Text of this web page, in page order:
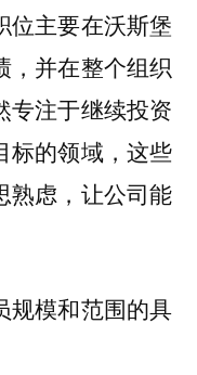
位主要在沃斯堡
，并在整个组织
专注于继续投资
标的领域，这些
熟虑，让公司能
规模和范围的具